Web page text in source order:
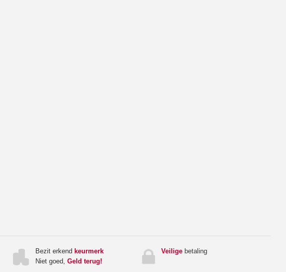
Bezit erkend keurmerk
Niet goed,Geld terug!
Veilige betaling